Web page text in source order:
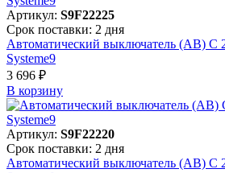
Артикул: S9F22225
Срок поставки: 2 дня
Автоматический выключатель (АВ) C
Systeme9
3 696 ₽
В корзинy
Артикул: S9F22220
Срок поставки: 2 дня
Автоматический выключатель (АВ) C